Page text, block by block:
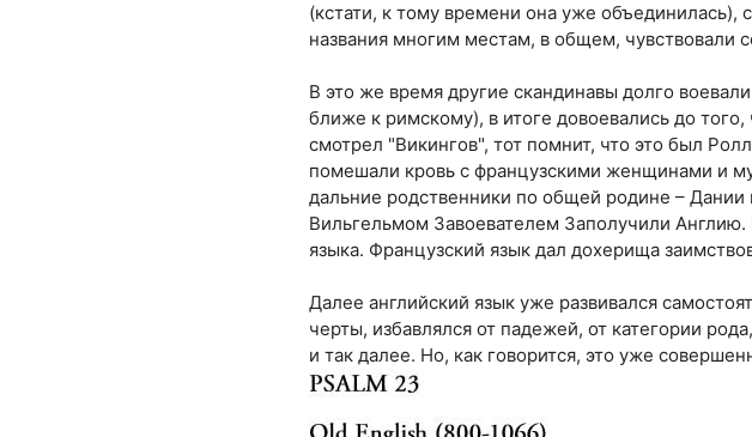
(кстати, к тому времени она уже объединилась),
названия многим местам, в общем, чувствовали
В это же время другие скандинавы долго
ближе к римскому), в итоге довоевались до
смотрел "Викингов", тот помнит, что это был
помешали кровь с французскими женщинами и
дальние родственники по общей родине –
Вильгельмом Завоевателем Заполучили
языка. Французский язык дал дохерища
Далее английский язык уже развивался
черты, избавлялся от падежей, от категории
и так далее. Но, как говорится, это уже